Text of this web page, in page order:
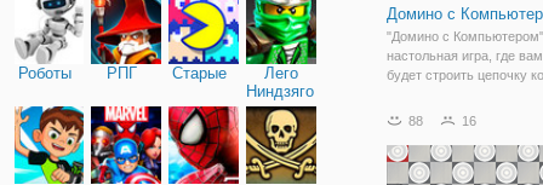
Роботы РПГ Старые
Лего
Ниндзяго
Домино с
"Домино с
настольная игра, где
будет строить цепочку
одинаковым
этой игре вы будете
одного
88 16